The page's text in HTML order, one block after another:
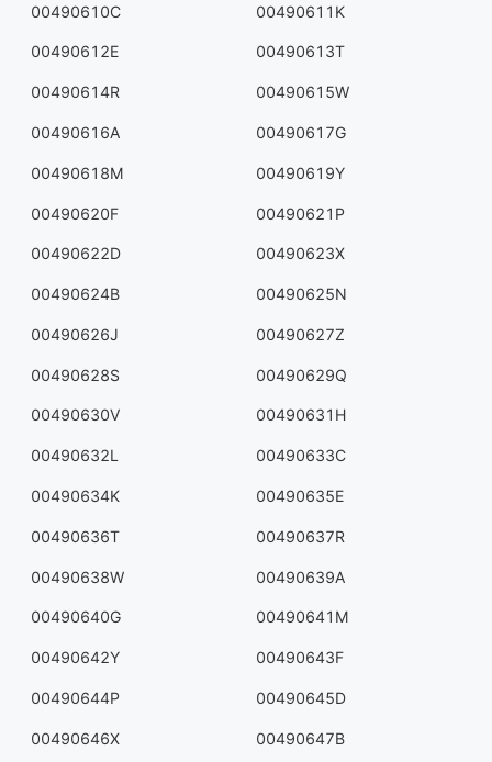
00490610C 00490611K
00490612E 00490613T
00490614R 00490615W
00490616A 00490617G
00490618M 00490619Y
00490620F 00490621P
00490622D 00490623X
00490624B 00490625N
00490626J 00490627Z
00490628S 00490629Q
00490630V 00490631H
00490632L 00490633C
00490634K 00490635E
00490636T 00490637R
00490638W 00490639A
00490640G 00490641M
00490642Y 00490643F
00490644P 00490645D
00490646X 00490647B